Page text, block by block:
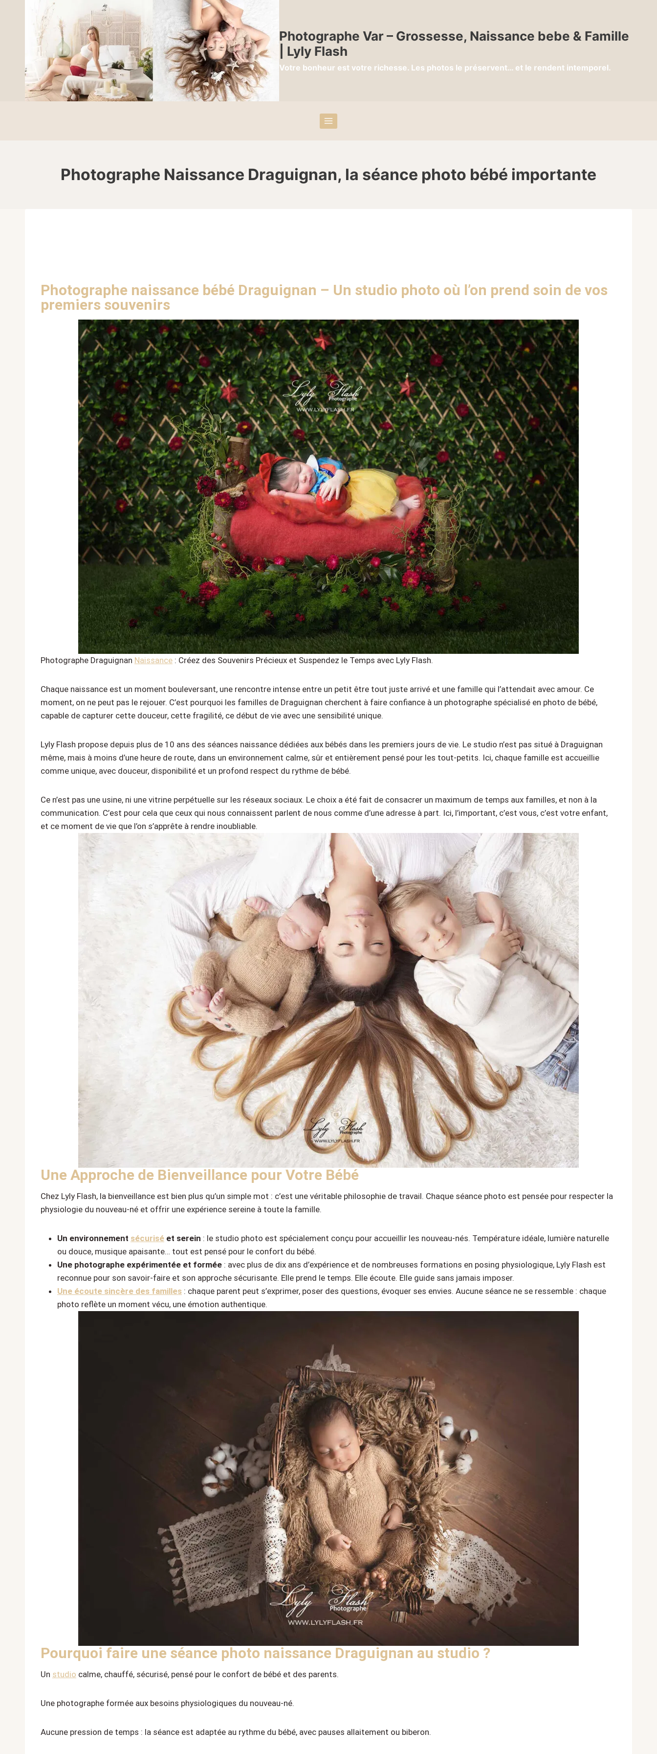
Photographe Var – Grossesse, Naissance bebe & Famille
| Lyly Flash
Votre bonheur est votre richesse. Les photos le préservent… et le rendent intemporel.
Photographe Naissance Draguignan, la séance photo bébé importante
Photographe naissance bébé Draguignan – Un studio photo où l’on prend soin de vos
premiers souvenirs
Photographe Draguignan Naissance : Créez des Souvenirs Précieux et Suspendez le Temps avec Lyly Flash.
Chaque naissance est un moment bouleversant, une rencontre intense entre un petit être tout juste arrivé et une famille qui l’attendait avec amour. Ce
moment, on ne peut pas le rejouer. C’est pourquoi les familles de Draguignan cherchent à faire confiance à un photographe spécialisé en photo de bébé,
capable de capturer cette douceur, cette fragilité, ce début de vie avec une sensibilité unique.
Lyly Flash propose depuis plus de 10 ans des séances naissance dédiées aux bébés dans les premiers jours de vie. Le studio n’est pas situé à Draguignan
même, mais à moins d’une heure de route, dans un environnement calme, sûr et entièrement pensé pour les tout-petits. Ici, chaque famille est accueillie
comme unique, avec douceur, disponibilité et un profond respect du rythme de bébé.
Ce n’est pas une usine, ni une vitrine perpétuelle sur les réseaux sociaux. Le choix a été fait de consacrer un maximum de temps aux familles, et non à la
communication. C’est pour cela que ceux qui nous connaissent parlent de nous comme d’une adresse à part. Ici, l’important, c’est vous, c’est votre enfant,
et ce moment de vie que l’on s’apprête à rendre inoubliable.
Une Approche de Bienveillance pour Votre Bébé
Chez Lyly Flash, la bienveillance est bien plus qu’un simple mot : c’est une véritable philosophie de travail. Chaque séance photo est pensée pour respecter la
physiologie du nouveau-né et offrir une expérience sereine à toute la famille.
Un environnement sécurisé et serein : le studio photo est spécialement conçu pour accueillir les nouveau-nés. Température idéale, lumière naturelle
ou douce, musique apaisante… tout est pensé pour le confort du bébé.
Une photographe expérimentée et formée : avec plus de dix ans d’expérience et de nombreuses formations en posing physiologique, Lyly Flash est
reconnue pour son savoir-faire et son approche sécurisante. Elle prend le temps. Elle écoute. Elle guide sans jamais imposer.
Une écoute sincère des familles : chaque parent peut s’exprimer, poser des questions, évoquer ses envies. Aucune séance ne se ressemble : chaque
photo reflète un moment vécu, une émotion authentique.
Pourquoi faire une séance photo naissance Draguignan au studio ?
Un studio calme, chauffé, sécurisé, pensé pour le confort de bébé et des parents.
Une photographe formée aux besoins physiologiques du nouveau-né.
Aucune pression de temps : la séance est adaptée au rythme du bébé, avec pauses allaitement ou biberon.